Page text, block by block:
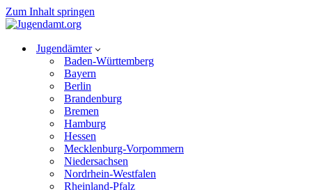
Zum Inhalt springen
Jugendämter
Baden-Württemberg
Bayern
Berlin
Brandenburg
Bremen
Hamburg
Hessen
Mecklenburg-Vorpommern
Niedersachsen
Nordrhein-Westfalen
Rheinland-Pfalz